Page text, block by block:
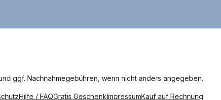
ggf. Nachnahmegebühren, wenn nicht anders angegeben.
Hilfe / FAQGratis GeschenkImpressumKauf auf Rechnung